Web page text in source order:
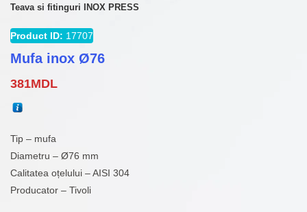
Teava si fitinguri INOX PRESS
Product ID: 17707
Mufa inox Ø76
381MDL
Tip – mufa
Diametru – Ø76 mm
Calitatea oțelului – AISI 304
Producator – Tivoli